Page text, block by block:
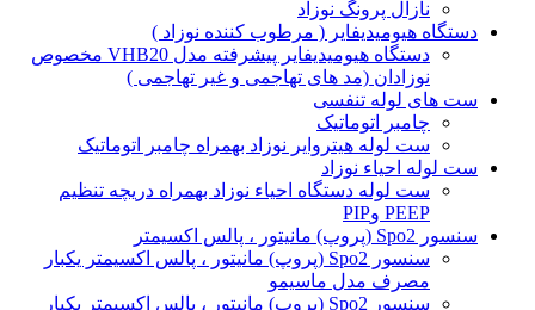
نازال پرونگ نوزاد
دستگاه هیومیدیفایر ( مرطوب کننده نوزاد )
دستگاه هیومیدیفایر پیشرفته مدل VHB20 مخصوص
نوزادان (مد های تهاجمی و غیر تهاجمی )
ست های لوله تنفسی
چامبر اتوماتیک
ست لوله هیتروایر نوزاد بهمراه چامبر اتوماتیک
ست لوله احیاء نوزاد
ست لوله دستگاه احیاء نوزاد بهمراه دریچه تنظیم
PEEP وPIP
سنسور Spo2 (پروپ) مانیتور ، پالس اکسیمتر
سنسور Spo2 (پروپ) مانیتور ، پالس اکسیمتر یکبار
مصرف مدل ماسیمو
سنسور Spo2 (پروپ) مانیتور ، پالس اکسیمتر یکبار